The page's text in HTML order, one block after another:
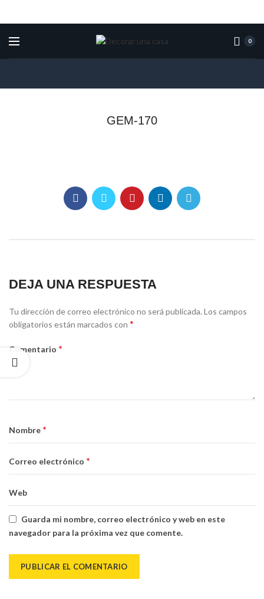
0
GEM-170
DEJA UNA RESPUESTA
Tu dirección de correo electrónico no será publicada.Los campos
obligatorios están marcados con *
Comentario *
Nombre *
Correo electrónico *
Web
Guarda mi nombre, correo electrónico y web en este
navegador para la próxima vez que comente.